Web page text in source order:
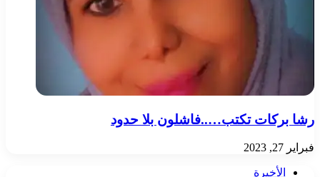
رشا بركات تكتب…..فاشلون بلا حدود
فبراير 27, 2023
الأخيرة